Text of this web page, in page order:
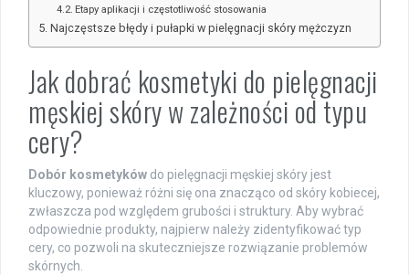
Etapy aplikacji i częstotliwość stosowania
Najczęstsze błędy i pułapki w pielęgnacji skóry mężczyzn
Jak dobrać kosmetyki do pielęgnacji
męskiej skóry w zależności od typu
cery?
Dobór kosmetyków do pielęgnacji męskiej skóry jest
kluczowy, ponieważ różni się ona znacząco od skóry kobiecej,
zwłaszcza pod względem grubości i struktury. Aby wybrać
odpowiednie produkty, najpierw należy zidentyfikować typ
cery, co pozwoli na skuteczniejsze rozwiązanie problemów
skórnych.